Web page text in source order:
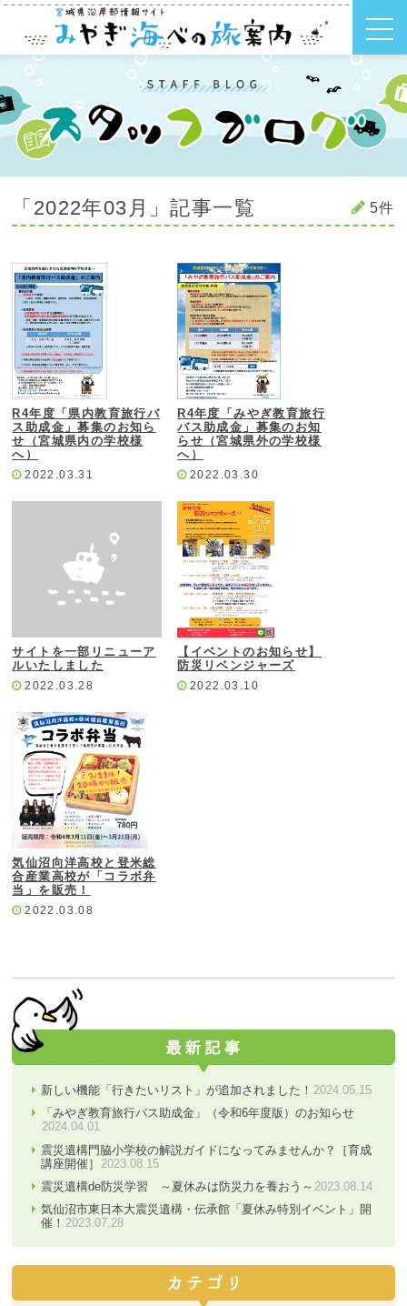
「2022年03月」記事一覧 5件
R4年度「県内教育旅行バ
ス助成金」募集のお知ら
せ（宮城県内の学校様
へ）
2022.03.31
R4年度「みやぎ教育旅行
バス助成金」募集のお知
らせ（宮城県外の学校様
へ）
2022.03.30
サイトを一部リニューア
ルいたしました
2022.03.28
【イベントのお知らせ】
防災リベンジャーズ
2022.03.10
気仙沼向洋高校と登米総
合産業高校が「コラボ弁
当」を販売！
2022.03.08
新しい機能「行きたいリスト」が追加されました！ 2024.05.15
「みやぎ教育旅行バス助成金」（令和6年度版）のお知らせ
2024.04.01
震災遺構門脇小学校の解説ガイドになってみませんか？［育成
講座開催］
2023.08.15
震災遺構de防災学習 ～夏休みは防災力を養おう～ 2023.08.14
気仙沼市東日本大震災遺構・伝承館「夏休み特別イベント」開
催！ 2023.07.28